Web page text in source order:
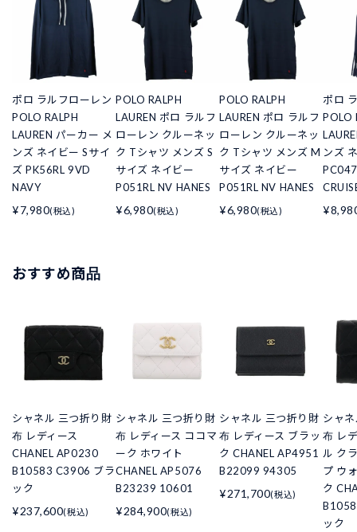
ポロ ラルフローレン
POLO RALPH
LAUREN パーカー メ
ンズ ネイビー Sサイ
ズ PK56RL 9VD
NAVY
¥7,980(税込)
POLO RALPH
LAUREN ポロ ラルフ
ローレン クルーネッ
ク Tシャツ メンズ S
サイズ ネイビー
P051RL NV HANES
¥6,980(税込)
POLO RALPH
LAUREN ポロ ラルフ
ローレン クルーネッ
ク Tシャツ メンズ M
サイズ ネイビー
P051RL NV HANES
¥6,980(税込)
ポロ
POLO
ンズ
おすすめ商品
シャネル 三つ折り財
布 レディース
CHANEL AP0230
B10583 C3906 ブラ
ック
¥237,600(税込)
シャネル 三つ折り財
布 レディース ココマ
ーク ホワイト
CHANEL AP5076
B23239 10601
¥284,900(税込)
シャネル 三つ折り財
布 レディース ブラッ
ク CHANEL AP4951
B22099 94305
¥271,700(税込)
シャ
布 レ
ル ク
プ ウ
ク
ック